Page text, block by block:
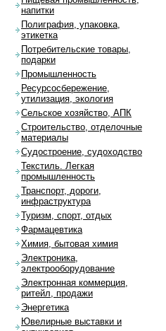
напитки
Полиграфия, упаковка,
этикетка
Потребительские товары,
подарки
Промышленность
Ресурсосбережение,
утилизация, экология
Сельское хозяйство, АПК
Строительство, отделочные
материалы
Судостроение, судоходство
Текстиль. Легкая
промышленность
Транспорт, дороги,
инфраструктура
Туризм, спорт, отдых
Фармацевтика
Химия, бытовая химия
Электроника,
электрооборудование
Электронная коммерция,
ритейл, продажи
Энергетика
Ювелирные выставки и